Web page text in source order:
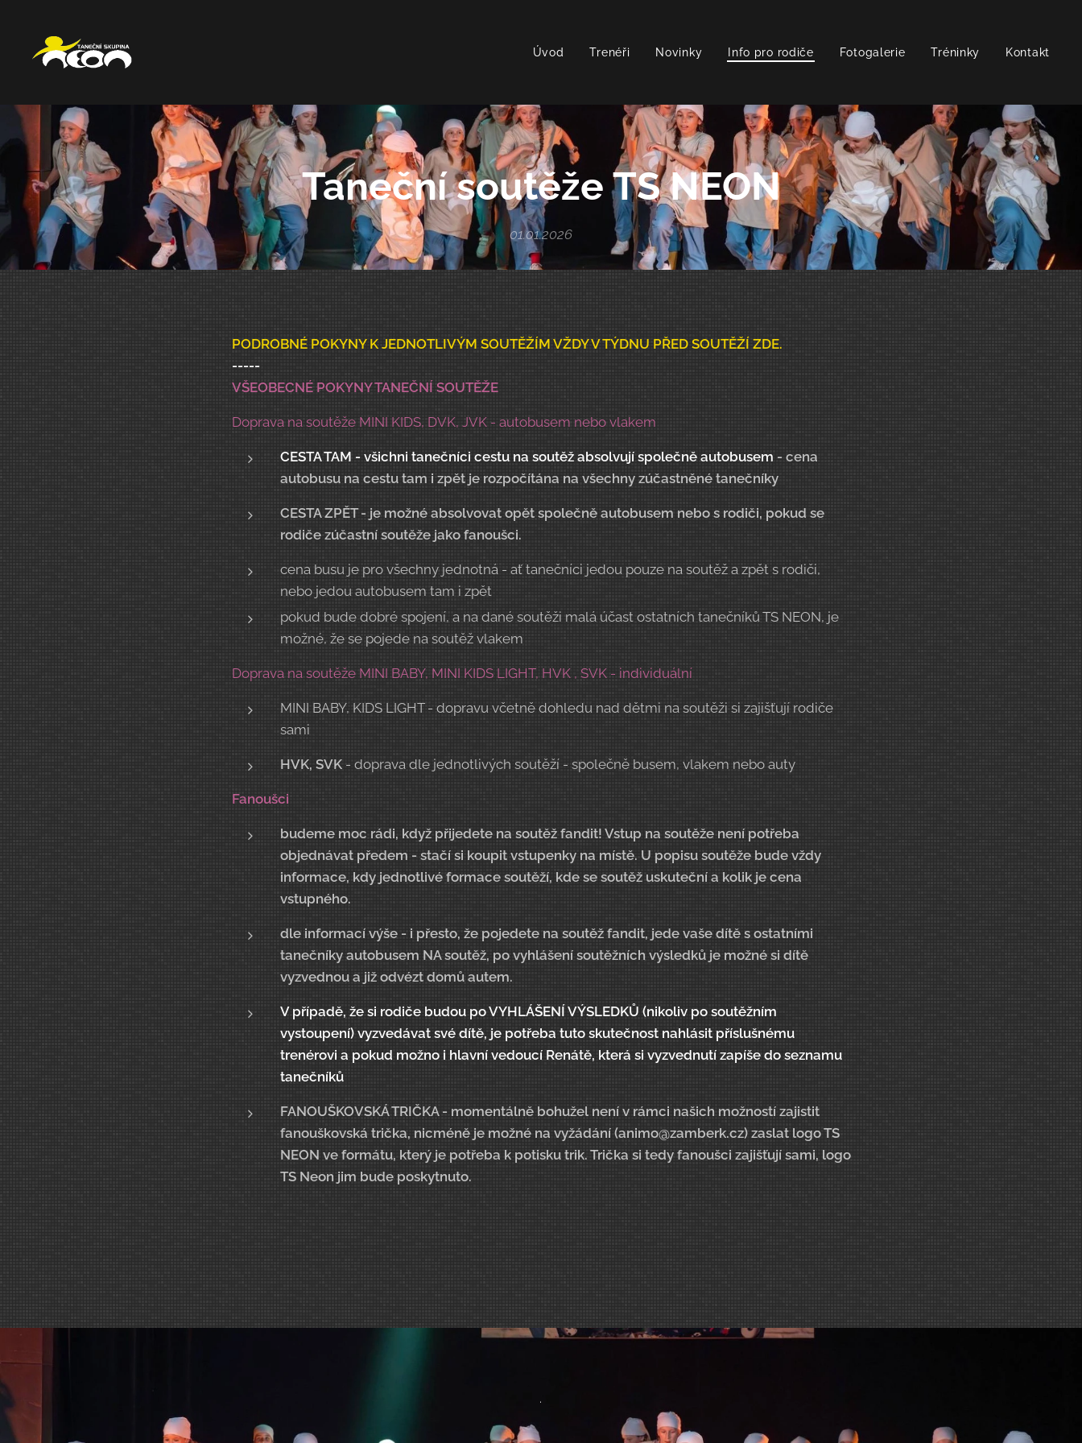
Úvod Trenéři Novinky Info pro rodiče Fotogalerie Tréninky Kontakt
Taneční soutěže TS NEON
01.01.2026
PODROBNÉ POKYNY K JEDNOTLIVÝM SOUTĚŽÍM VŽDY V TÝDNU PŘED SOUTĚŽÍ ZDE.
-----
VŠEOBECNÉ POKYNY TANEČNÍ SOUTĚŽE
Doprava na soutěže MINI KIDS, DVK, JVK - autobusem nebo vlakem
CESTA TAM - všichni tanečníci cestu na soutěž absolvují společně autobusem - cena
autobusu na cestu tam i zpět je rozpočítána na všechny zúčastněné tanečníky
CESTA ZPĚT - je možné absolvovat opět společně autobusem nebo s rodiči, pokud se
rodiče zúčastní soutěže jako fanoušci.
cena busu je pro všechny jednotná - ať tanečníci jedou pouze na soutěž a zpět s rodiči,
nebo jedou autobusem tam i zpět
pokud bude dobré spojení, a na dané soutěži malá účast ostatních tanečníků TS NEON, je
možné, že se pojede na soutěž vlakem
Doprava na soutěže MINI BABY, MINI KIDS LIGHT, HVK , SVK - individuální
MINI BABY, KIDS LIGHT - dopravu včetně dohledu nad dětmi na soutěži si zajišťují rodiče
sami
HVK, SVK- doprava dle jednotlivých soutěží - společně busem, vlakem nebo auty
Fanoušci
budeme moc rádi, když přijedete na soutěž fandit! Vstup na soutěže není potřeba
objednávat předem - stačí si koupit vstupenky na místě. U popisu soutěže bude vždy
informace, kdy jednotlivé formace soutěží, kde se soutěž uskuteční a kolik je cena
vstupného.
dle informací výše - i přesto, že pojedete na soutěž fandit, jede vaše dítě s ostatními
tanečníky autobusem NA soutěž, po vyhlášení soutěžních výsledků je možné si dítě
vyzvednou a již odvézt domů autem.
V případě, že si rodiče budou po VYHLÁŠENÍ VÝSLEDKŮ (nikoliv po soutěžním
vystoupení) vyzvedávat své dítě, je potřeba tuto skutečnost nahlásit příslušnému
trenérovi a pokud možno i hlavní vedoucí Renátě, která si vyzvednutí zapíše do seznamu
tanečníků
FANOUŠKOVSKÁ TRIČKA - momentálně bohužel není v rámci našich možností zajistit
fanouškovská trička, nicméně je možné na vyžádání (animo@zamberk.cz) zaslat logo TS
NEON ve formátu, který je potřeba k potisku trik. Trička si tedy fanoušci zajišťují sami, logo
TS Neon jim bude poskytnuto.
.